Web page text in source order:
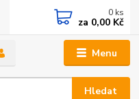
Menu
Hledat
0 ks
za 0,00 Kč